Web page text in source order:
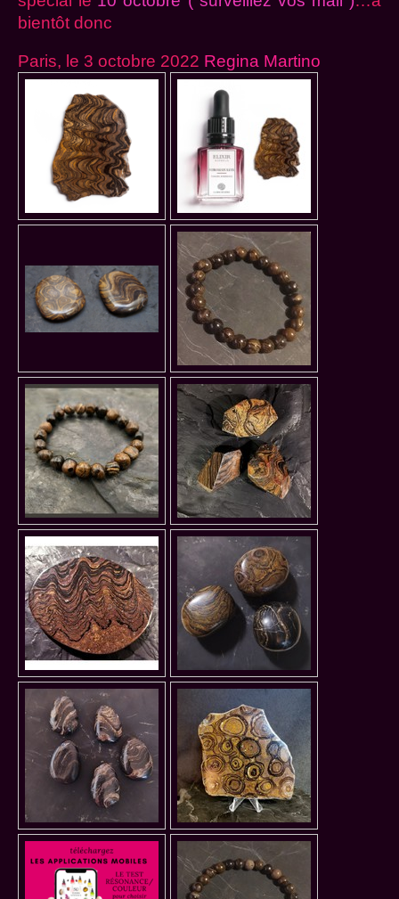
bientôt donc
Paris, le 3 octobre 2022 Regina Martino